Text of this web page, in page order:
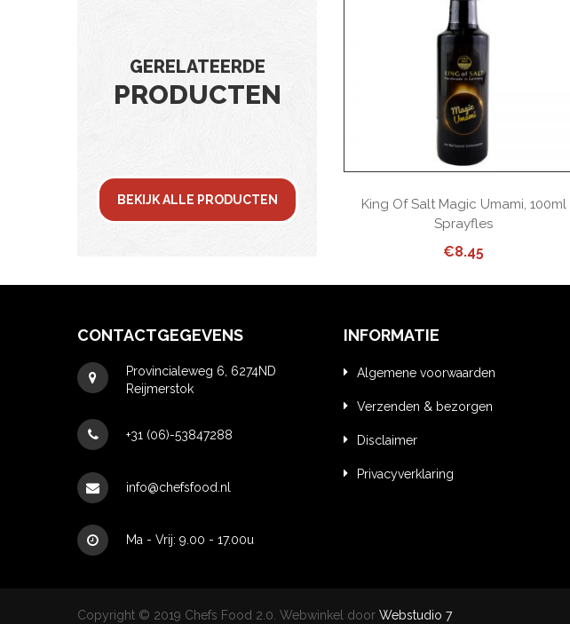
GERELATEERDE
PRODUCTEN
BEKIJK ALLE PRODUCTEN
King Of Salt Rookspray Hickory
Knoflook, 100ml
King Of Salt Magic Umami, 100ml
Sprayfles
€8.45
CONTACTGEGEVENS
Provincialeweg 6, 6274ND
Reijmerstok
+31 (06)-53847288
info@chefsfood.nl
Ma - Vrij: 9.00 - 17.00u
INFORMATIE
Algemene voorwaarden
Verzenden & bezorgen
Disclaimer
Privacyverklaring
Copyright © 2019 Chefs Food 2.0. Webwinkel door Webstudio 7